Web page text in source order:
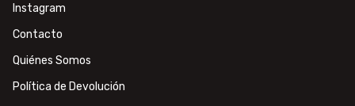
Instagram
Contacto
Quiénes Somos
Política de Devolución